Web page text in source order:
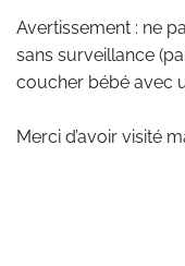
Avertissement : ne
sans surveillance
coucher bébé avec
Merci d’avoir visité